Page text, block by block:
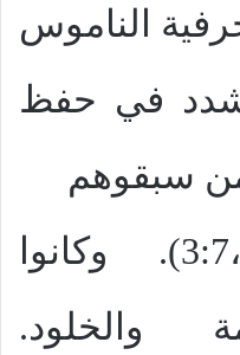
الناموس
في حفظ
سبقوهم
(مت2:15+ مر3:7،5). وكانوا
والخلود.